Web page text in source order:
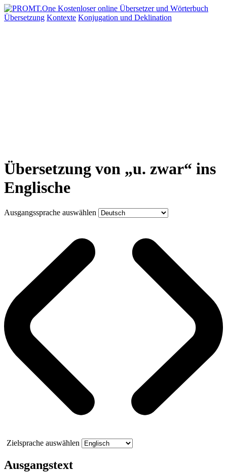
Übersetzung Kontexte Konjugation und Deklination
Übersetzung von „u. zwar“ ins
Englische
Ausgangssprache auswählen
Zielsprache auswählen
Ausgangstext